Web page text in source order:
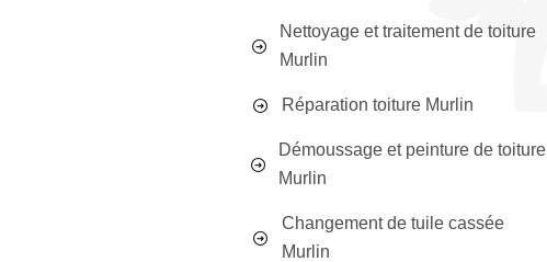
Nettoyage et traitement de toiture
Murlin
Réparation toiture Murlin
Démoussage et peinture de toiture
Murlin
Changement de tuile cassée
Murlin